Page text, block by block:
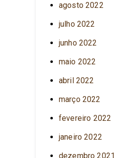
agosto 2022
julho 2022
junho 2022
maio 2022
abril 2022
março 2022
fevereiro 2022
janeiro 2022
dezembro 2021